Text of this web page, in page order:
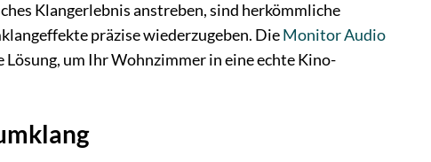
Klangerlebnis anstreben, sind herkömmliche
präzise wiederzugeben. DieMonitor Audio
um Ihr Wohnzimmer in eine echte Kino-